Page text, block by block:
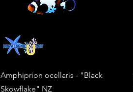
Amphiprion ocellaris - "Black
Skowflake" NZ